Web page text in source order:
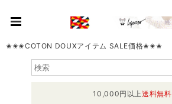
✬✬✬COTON DOUXアイテム SALE価格✬✬✬
10,000円以上送料無料